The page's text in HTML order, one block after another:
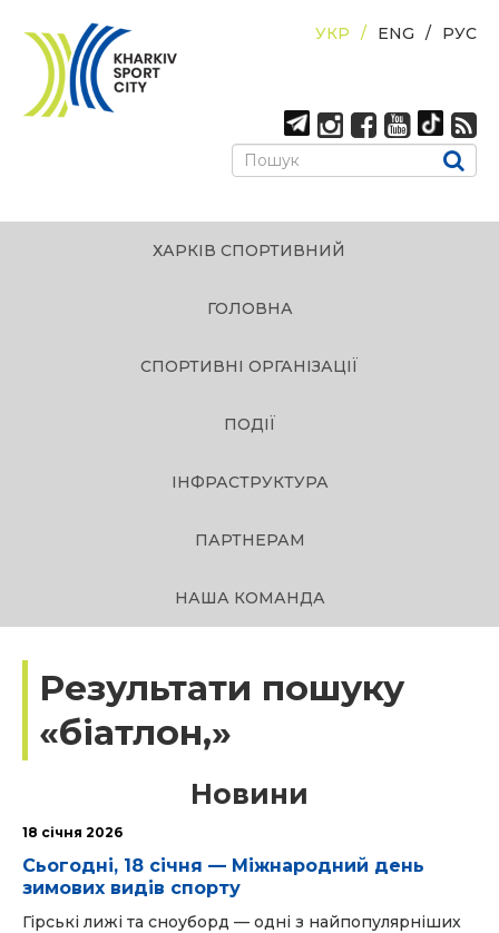
РУС
ENG
УКР
ХАРКІВ СПОРТИВНИЙ
ГОЛОВНА
СПОРТИВНІ ОРГАНІЗАЦІЇ
ПОДІЇ
ІНФРАСТРУКТУРА
ПАРТНЕРАМ
НАША КОМАНДА
Результати пошуку
«біатлон,»
Новини
18 cічня 2026
Сьогодні, 18 січня — Міжнародний день
зимових видів спорту
Гірські лижі та сноуборд — одні з найпопулярніших